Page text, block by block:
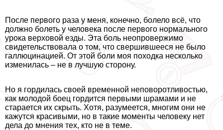
После первого раза у меня, конечно, болело всё, что
должно болеть у человека после первого нормального
урока верховой езды. Эта боль неопровержимо
свидетельствовала о том, что свершившееся не было
галлюцинацией. От этой боли моя походка несколько
изменилась – не в лучшую сторону.
Но я гордилась своей временной неповоротливостью,
как молодой боец гордится первыми шрамами и не
старается их скрыть. Хотя, разумеется, многим они не
кажутся красивыми, но в такие моменты человеку нет
дела до мнения тех, кто не в теме.